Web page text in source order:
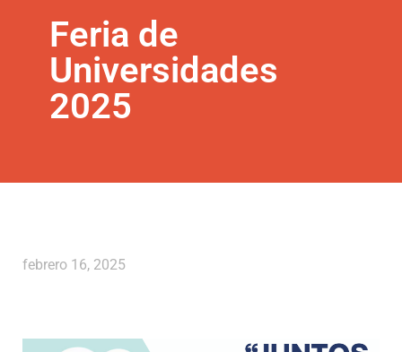
Feria de
Universidades
2025
febrero 16, 2025